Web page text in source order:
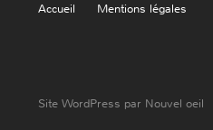
Accueil Mentions légales
Site WordPress par Nouvel oeil